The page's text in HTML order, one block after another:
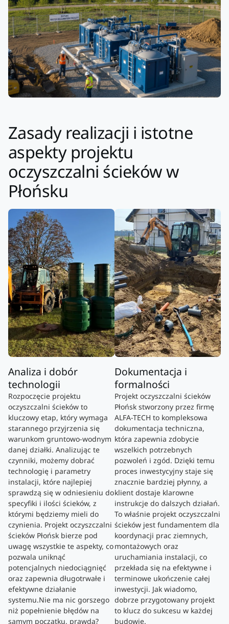
Zasady realizacji i istotne
aspekty projektu
oczyszczalni ścieków w
Płońsku
Analiza i dobór
technologii
Rozpoczęcie projektu
oczyszczalni ścieków to
kluczowy etap, który wymaga
starannego przyjrzenia się
warunkom gruntowo-wodnym
danej działki. Analizując te
czynniki, możemy dobrać
technologię i parametry
instalacji, które najlepiej
sprawdzą się w odniesieniu do
specyfiki i ilości ścieków, z
którymi będziemy mieli do
czynienia. Projekt oczyszczalni
ścieków Płońsk bierze pod
uwagę wszystkie te aspekty, co
pozwala uniknąć
potencjalnych niedociągnięć
oraz zapewnia długotrwałe i
efektywne działanie
systemu.Nie ma nic gorszego
niż popełnienie błędów na
samym początku, prawda?
Dokumentacja i
formalności
Projekt oczyszczalni ścieków
Płońsk stworzony przez firmę
ALFA-TECH to kompleksowa
dokumentacja techniczna,
która zapewnia zdobycie
wszelkich potrzebnych
pozwoleń i zgód. Dzięki temu
proces inwestycyjny staje się
znacznie bardziej płynny, a
klient dostaje klarowne
instrukcje do dalszych działań.
To właśnie projekt oczyszczalni
ścieków jest fundamentem dla
koordynacji prac ziemnych,
montażowych oraz
uruchamiania instalacji, co
przekłada się na efektywne i
terminowe ukończenie całej
inwestycji. Jak wiadomo,
dobrze przygotowany projekt
to klucz do sukcesu w każdej
budowie.